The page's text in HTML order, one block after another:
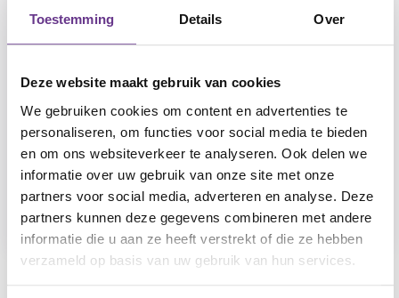
Toestemming Details Over
Deze website maakt gebruik van cookies
We gebruiken cookies om content en advertenties te
personaliseren, om functies voor social media te bieden
en om ons websiteverkeer te analyseren. Ook delen we
informatie over uw gebruik van onze site met onze
partners voor social media, adverteren en analyse. Deze
partners kunnen deze gegevens combineren met andere
informatie die u aan ze heeft verstrekt of die ze hebben
verzameld op basis van uw gebruik van hun services.
Havezate
IJsselmuiden
Ouderen, Ouders met een verstandelijke
beperking, Verstandelijke beperking, Lichte
verstandelijke beperking